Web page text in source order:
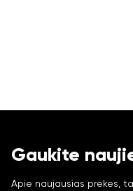
Gaukite
Apie naujausias prekes,